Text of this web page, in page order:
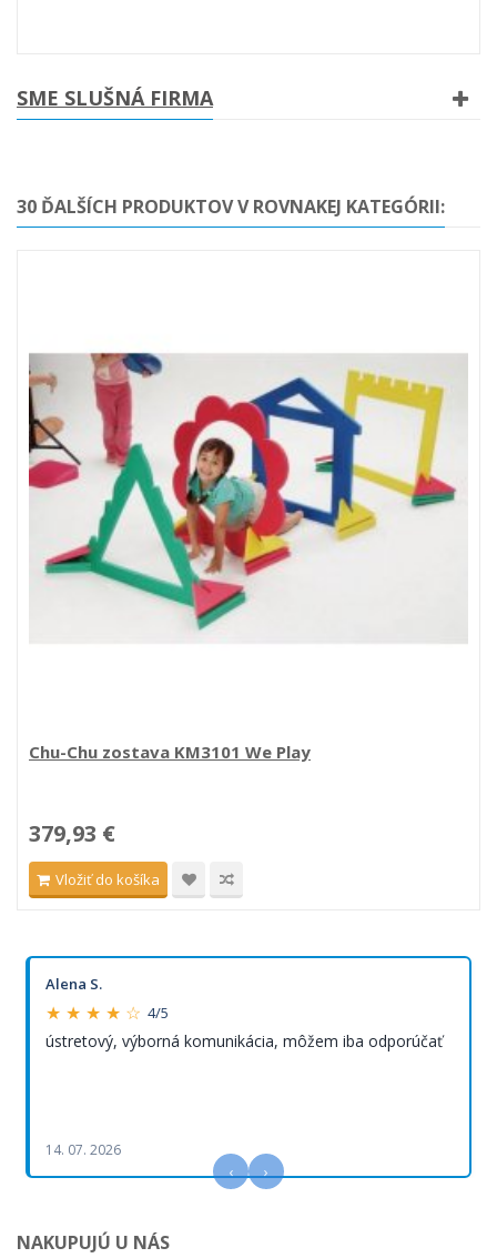
SME SLUŠNÁ FIRMA
30 ĎALŠÍCH PRODUKTOV V ROVNAKEJ KATEGÓRII:
Chu-Chu zostava KM3101 We Play
379,93 €
Vložiť do košíka
Alena S.
★ ★ ★ ★ ☆ 4/5
ústretový, výborná komunikácia, môžem iba odporúčať
14. 07. 2026
‹ ›
NAKUPUJÚ U NÁS